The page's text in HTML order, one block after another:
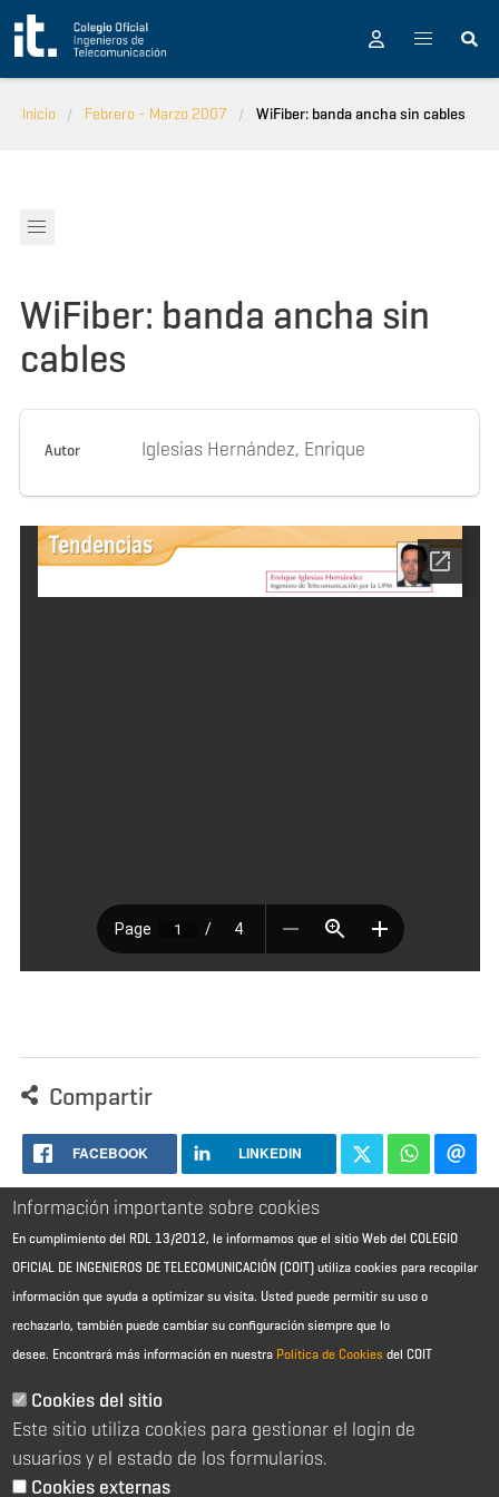
Pasar al contenido principal
Inicio Febrero - Marzo 2007 WiFiber: banda ancha sin cables
WiFiber: banda ancha sin
cables
Autor Iglesias Hernández, Enrique
Compartir
FACEBOOK LINKEDIN
Aviso Legal - Información general
Política de cookies
Política de reembolso
Sitemap
Información importante sobre cookies
En cumplimiento del RDL 13/2012, le informamos que el sitio Web del COLEGIO
OFICIAL DE INGENIEROS DE TELECOMUNICACIÓN (COIT) utiliza cookies para recopilar
información que ayuda a optimizar su visita. Usted puede permitir su uso o
rechazarlo, también puede cambiar su configuración siempre que lo
desee. Encontrará más información en nuestra Política de Cookies del COIT
Cookies del sitio
Este sitio utiliza cookies para gestionar el login de
usuarios y el estado de los formularios.
Cookies externas